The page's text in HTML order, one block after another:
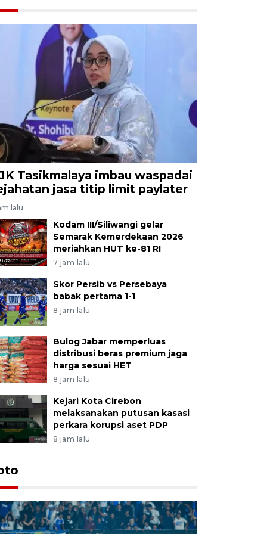
Tasikmalaya imbau waspadai
jasa titip limit paylater
lalu
Kodam III/Siliwangi gelar
Semarak Kemerdekaan 2026
meriahkan HUT ke-81 RI
7 jam lalu
Skor Persib vs Persebaya
babak pertama 1-1
8 jam lalu
Bulog Jabar memperluas
distribusi beras premium jaga
harga sesuai HET
8 jam lalu
Kejari Kota Cirebon
melaksanakan putusan kasasi
perkara korupsi aset PDP
8 jam lalu